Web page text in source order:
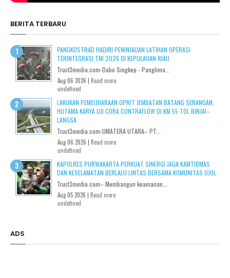
BERITA TERBARU
PANGKOSTRAD HADIRI PENINJAUAN LATIHAN OPERASI
TERINTEGRASI TNI 2026 DI KEPULAUAN RIAU
Trust3media.com-Dabo Singkep - Panglima...
Aug 06 2026 | Read more
undefined
LAKUKAN PEMELIHARAAN OPRIT JEMBATAN BATANG SERANGAN,
HUTAMA KARYA UJI COBA CONTRAFLOW DI KM 55 TOL BINJAI–
LANGSA
Trust3media.com-UMATERA UTARA– PT...
Aug 06 2026 | Read more
undefined
KAPOLRES PURWAKARTA PERKUAT SINERGI JAGA KAMTIBMAS
DAN KESELAMATAN BERLALU LINTAS BERSAMA KOMUNITAS OJOL
Trust3media.com– Membangun keamanan...
Aug 05 2026 | Read more
undefined
ADS